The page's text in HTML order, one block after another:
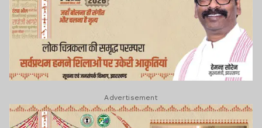
Advertisement